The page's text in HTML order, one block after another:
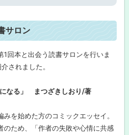
サロン
1回本と出会う読書サロンを行いま
されました。
なる」 まつざきしおり/著
を始めた方のコミックエッセイ。
のため、「作者の失敗や心情に共感